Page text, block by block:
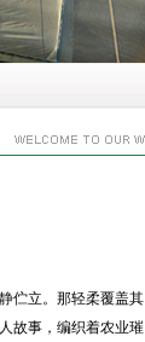
伫立。那轻柔覆盖其
故事，编织着农业璀